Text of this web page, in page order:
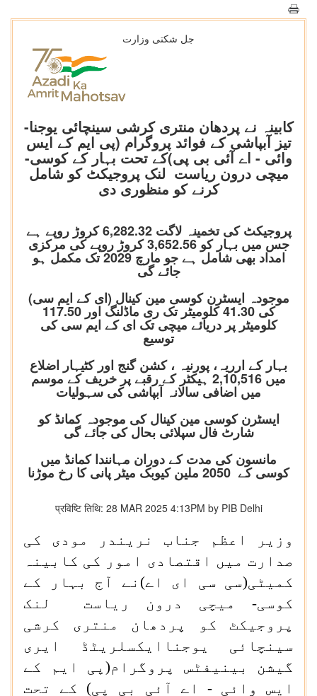
جل شکتی وزارت
کابینہ نے پردھان منتری کرشی سینچائی یوجنا-
تیز آبپاشی کے فوائد پروگرام (پی ایم کے ایس
وائی - اے آئی بی پی)کے تحت بہار کے کوسی-
میچی درون ریاست لنک پروجیکٹ کو شامل
کرنے کو منظوری دی
پروجیکٹ کی تخمینہ لاگت 6,282.32 کروڑ روپے ہے
جس میں بہار کو 3,652.56 کروڑ روپے کی مرکزی
امداد بھی شامل ہے جو مارچ 2029 تک مکمل ہو
جائے گی
موجودہ ایسٹرن کوسی مین کینال (ای کے ایم سی)
کی 41.30 کلومیٹر تک ری ماڈلنگ اور 117.50
کلومیٹر پر دریائے میچی تک ای کے ایم سی کی
توسیع
بہار کے ارریہ، پورنیہ ، کشن گنج اور کٹیہار اضلاع
میں 2,10,516 ہیکٹر کے رقبے پر خریف کے موسم
میں اضافی سالانہ آبپاشی کی سہولیات
ایسٹرن کوسی مین کینال کی موجودہ کمانڈ کو
شارٹ فال سپلائی بحال کی جائے گی
مانسون کی مدت کے دوران مہانندا کمانڈ میں
کوسی کے 2050 ملین کیوبک میٹر پانی کا رخ موڑنا
प्रविष्टि तिथि: 28 MAR 2025 4:13PM by PIB Delhi
وزیر اعظم جناب نریندر مودی کی
صدارت میں اقتصادی امور کی کابینہ
کمیٹی(سی سی ای اے)نے آج بہار کے
کوسی- میچی درون ریاست لنک
پروجیکٹ کو پردھان منتری کرشی
سینچائی یوجناایکسلریٹڈ ایری
گیشن بینیفٹس پروگرام(پی ایم کے
ایس وائی - اے آئی بی پی) کے تحت